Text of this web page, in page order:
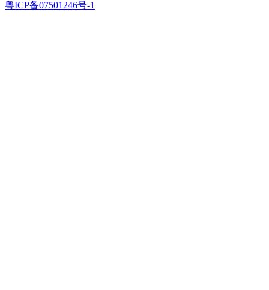
粤ICP备07501246号-1